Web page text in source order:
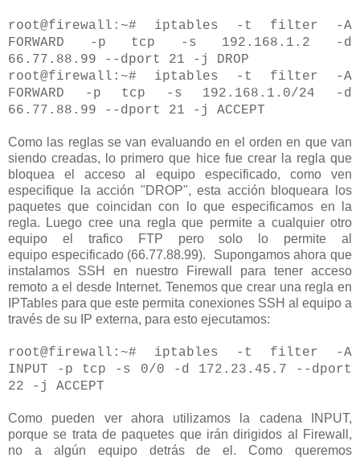
root@firewall:~# iptables -t filter -A
FORWARD -p tcp -s 192.168.1.2 -d
66.77.88.99 --dport 21 -j DROP
root@firewall:~# iptables -t filter -A
FORWARD -p tcp -s 192.168.1.0/24 -d
66.77.88.99 --dport 21 -j ACCEPT
Como las reglas se van evaluando en el orden en que van
siendo creadas, lo primero que hice fue crear la regla que
bloquea el acceso al equipo especificado, como ven
especifique la acción "DROP", esta acción bloqueara los
paquetes que coincidan con lo que especificamos en la
regla. Luego cree una regla que permite a cualquier otro
equipo el trafico FTP pero solo lo permite al
equipo especificado (66.77.88.99). Supongamos ahora que
instalamos SSH en nuestro Firewall para tener acceso
remoto a el desde Internet. Tenemos que crear una regla en
IPTables para que este permita conexiones SSH al equipo a
través de su IP externa, para esto ejecutamos:
root@firewall:~# iptables -t filter -A
INPUT -p tcp -s 0/0 -d 172.23.45.7 --dport
22 -j ACCEPT
Como pueden ver ahora utilizamos la cadena INPUT,
porque se trata de paquetes que irán dirigidos al Firewall,
no a algún equipo detrás de el. Como queremos